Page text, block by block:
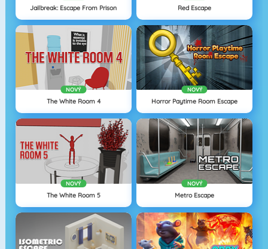
Jailbreak: Escape From Prison Red Escape
NOVÝ
The White Room 4
NOVÝ
Horror Paytime Room Escape
NOVÝ
The White Room 5
NOVÝ
Metro Escape